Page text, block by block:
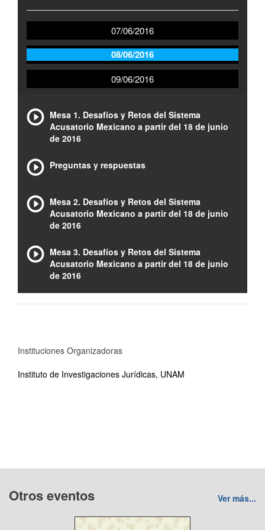
07/06/2016
08/06/2016
09/06/2016
Mesa 1. Desafíos y Retos del Sistema
Acusatorio Mexicano a partir del 18 de junio
de 2016
Preguntas y respuestas
Mesa 2. Desafíos y Retos del Sistema
Acusatorio Mexicano a partir del 18 de junio
de 2016
Mesa 3. Desafíos y Retos del Sistema
Acusatorio Mexicano a partir del 18 de junio
de 2016
Instituciones Organizadoras
Instituto de Investigaciones Jurídicas, UNAM
Otros eventos Ver más...